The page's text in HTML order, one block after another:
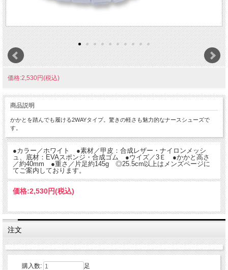
価格:2,530円(税込)
商品説明
かかとを踏んでも履ける2WAYタイプ。驚きの軽さも魅力的なナースシューズで
す。
●カラー／ホワイト ●素材／甲皮：合成レザー・ナイロンメッシ
ュ、底材：EVAスポンジ・合成ゴム ●ウイズ／3Ｅ ●かかと高さ
／約40mm ●重さ／片足約145g ◎25.5cm以上はメンズページに
てご案内しております。
価格:2,530円(税込)
注文
購入数: 足